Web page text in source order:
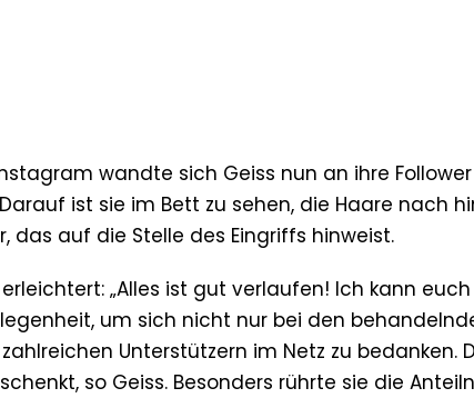
wandte sich Geiss nun an ihre
ist sie im Bett zu sehen, die Haare nach
das auf die Stelle des Eingriffs hinweist.
„Alles ist gut verlaufen! Ich kann
um sich nicht nur bei den
Unterstützern im Netz zu bedanken.
so Geiss. Besonders rührte sie die